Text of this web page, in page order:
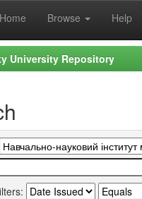
Browse Help
University Repository